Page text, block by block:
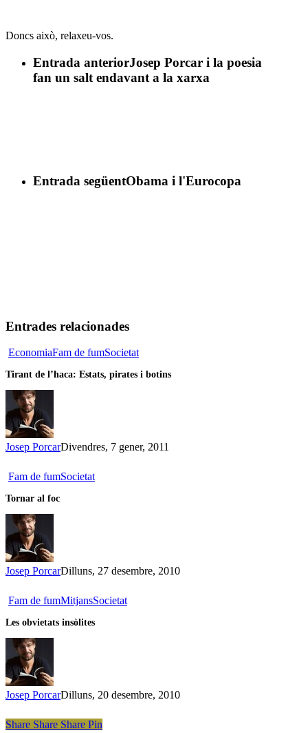
Doncs això, relaxeu-vos.
Entrada anteriorJosep Porcar i la poesia
fan un salt endavant a la xarxa
Entrada següentObama i l'Eurocopa
Entrades relacionades
EconomiaFam de fumSocietatTirant
l’haca:
Tirant de l’haca: Estats, pirates i botins
Josep PorcarDivendres, 7 gener, 2011
Fam de fumSocietatTornar
Tornar al foc
Josep PorcarDilluns, 27 desembre, 2010
Fam de fumMitjansSocietatLes
Les obvietats insòlites
Josep PorcarDilluns, 20 desembre, 2010
Share
Share Share Share Pin